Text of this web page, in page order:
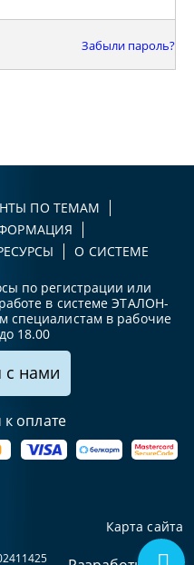
Забыли пароль?
ПО ТЕМАМ
О СИСТЕМЕ
по регистрации или
в системе ЭТАЛОН-
специалистам в рабочие
18.00
с нами
оплате
Карта сайта